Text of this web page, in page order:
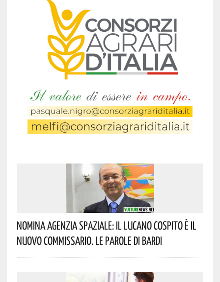
Nomina Agenzia Spaziale: Il Lucano Cospito È Il
Nuovo Commissario. Le Parole Di Bardi